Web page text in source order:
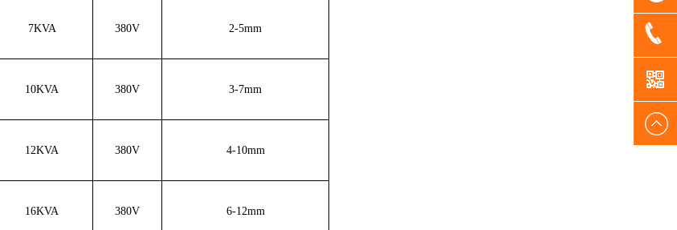
7KVA 380V 2-5mm
10KVA 380V 3-7mm
12KVA 380V 4-10mm
16KVA 380V 6-12mm
鑫圣客
+86